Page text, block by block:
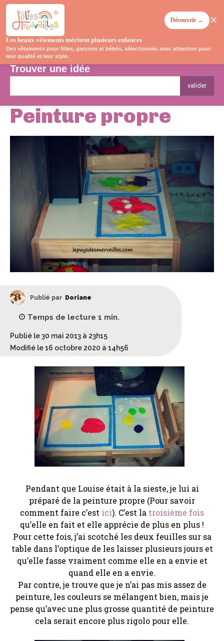
Trouver une idée
valider
Peinture propre
Publié par Doriane
Temps de lecture 1 min.
Publié le 30 mai 2013 à 23h15
Modifié le 16 octobre 2020 à 14h56
Pendant que Louise était à la sieste, je lui ai
préparé de la peinture propre (Pour savoir
comment faire c’est ici). C’est la troisième fois
qu’elle en fait et elle apprécie de plus en plus !
Pour cette fois, j’ai scotché les deux feuilles sur sa
table dans l’optique de les laisser plusieurs jours et
qu’elle fasse vraiment comme elle en a envie et
quand elle en a envie.
Par contre, je trouve que je n’ai pas mis assez de
peinture, les couleurs se mélangent bien, mais je
pense qu’avec une plus grosse quantité de peinture
cela serait encore plus rigolo pour elle.
Les beaux vêtements méritent plusieurs enfances
Des vêtements pour filles, garçons et bébés, sélectionnés avec attention pour
leur qualité et leur style.
Découvrir → ✕